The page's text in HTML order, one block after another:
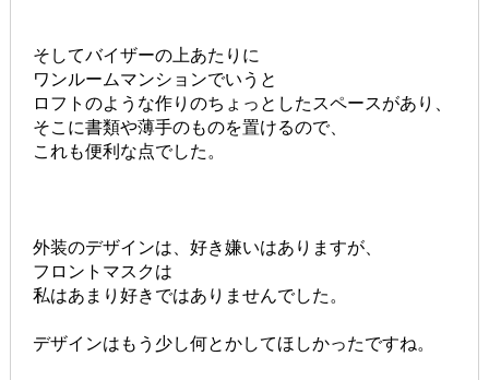
そしてバイザーの上あたりに
ワンルームマンションでいうと
ロフトのような作りのちょっとしたスペースがあり、
そこに書類や薄手のものを置けるので、
これも便利な点でした。
外装のデザインは、好き嫌いはありますが、
フロントマスクは
私はあまり好きではありませんでした。
デザインはもう少し何とかしてほしかったですね。